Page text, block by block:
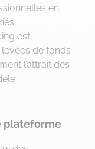
en
est
de fonds
l’attrait des
plateforme